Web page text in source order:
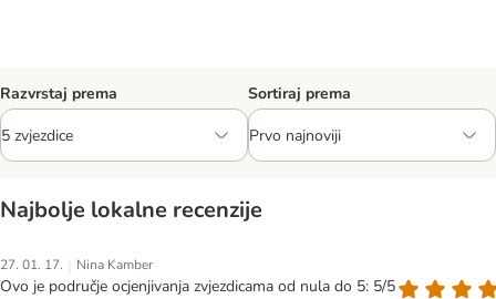
Razvrstaj prema Sortiraj prema
Najbolje lokalne recenzije
27. 01. 17. | Nina Kamber
Ovo je područje ocjenjivanja zvjezdicama od nula do 5: 5/5